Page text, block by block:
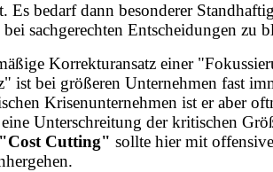
Es bedarf dann besonderer
sachgerechten Entscheidungen zu
Korrekturansatz einer
ist bei größeren Unternehmen fast
Krisenunternehmen ist er aber
Unterschreitung der kritischen
"Cost Cutting" sollte hier mit